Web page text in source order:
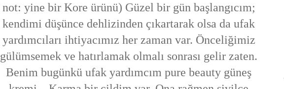
not: yine bir Kore ürünü) Güzel bir gün başlangıcım;
kendimi düşünce dehlizinden çıkartarak olsa da ufak
yardımcıları ihtiyacımız her zaman var. Önceliğimiz
gülümsemek ve hatırlamak olmalı sonrası gelir zaten.
Benim bugünkü ufak yardımcım pure beauty güneş